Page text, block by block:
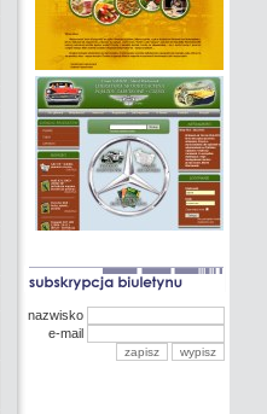
nazwisko
e-mail